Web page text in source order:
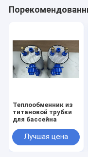
Теплообменник из
титановой трубки
для бассейна
Лучшая цена